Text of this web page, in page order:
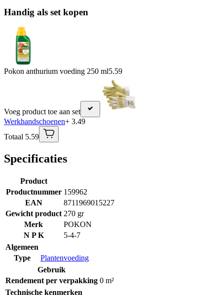
Handig als set kopen
Pokon anthurium voeding 250 ml5.59
Voeg product toe aan set
Werkhandschoenen+ 3.49
Totaal 5.59
Specificaties
Product
Productnummer 159962
EAN
8711969015227
Gewicht product 270 gr
Merk
POKON
N P K
5-4-7
Algemeen
Type
Plantenvoeding
Gebruik
Rendement per verpakking 0 m²
Technische kenmerken